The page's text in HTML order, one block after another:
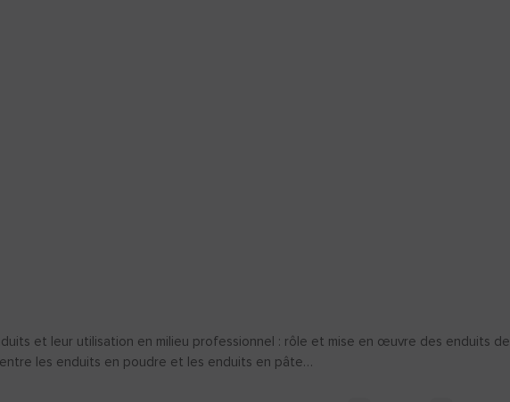
et leur utilisation en milieu professionnel : rôle et mise en œuvre des enduits de
les enduits en poudre et les enduits en pâte…